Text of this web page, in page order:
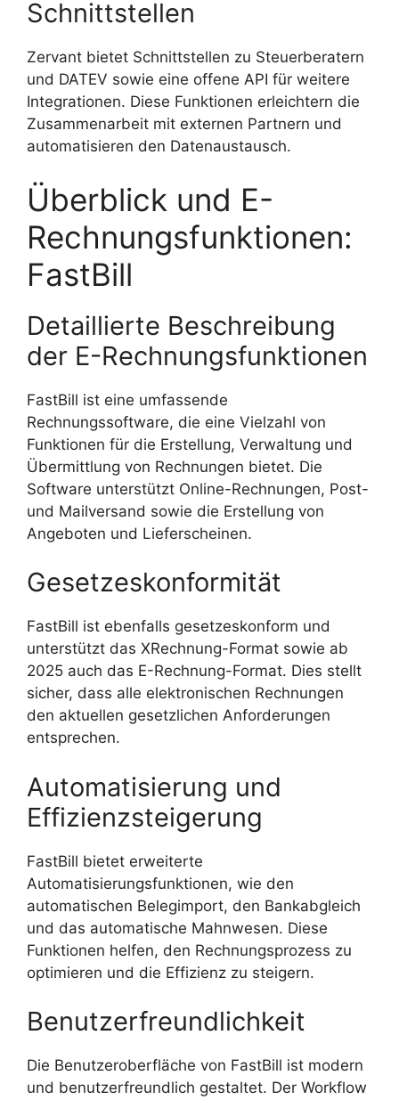
Schnittstellen
Zervant bietet Schnittstellen zu Steuerberatern
und DATEV sowie eine offene API für weitere
Integrationen. Diese Funktionen erleichtern die
Zusammenarbeit mit externen Partnern und
automatisieren den Datenaustausch.
Überblick und E-
Rechnungsfunktionen:
FastBill
Detaillierte Beschreibung
der E-Rechnungsfunktionen
FastBill ist eine umfassende
Rechnungssoftware, die eine Vielzahl von
Funktionen für die Erstellung, Verwaltung und
Übermittlung von Rechnungen bietet. Die
Software unterstützt Online-Rechnungen, Post-
und Mailversand sowie die Erstellung von
Angeboten und Lieferscheinen.
Gesetzeskonformität
FastBill ist ebenfalls gesetzeskonform und
unterstützt das XRechnung-Format sowie ab
2025 auch das E-Rechnung-Format. Dies stellt
sicher, dass alle elektronischen Rechnungen
den aktuellen gesetzlichen Anforderungen
entsprechen.
Automatisierung und
Effizienzsteigerung
FastBill bietet erweiterte
Automatisierungsfunktionen, wie den
automatischen Belegimport, den Bankabgleich
und das automatische Mahnwesen. Diese
Funktionen helfen, den Rechnungsprozess zu
optimieren und die Effizienz zu steigern.
Benutzerfreundlichkeit
Die Benutzeroberfläche von FastBill ist modern
und benutzerfreundlich gestaltet. Der Workflow